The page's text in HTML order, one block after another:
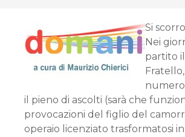
Si
Nei
partito
numero
il pieno di ascolti (sarà che
provocazioni del figlio del
operaio licenziato trasformatosi